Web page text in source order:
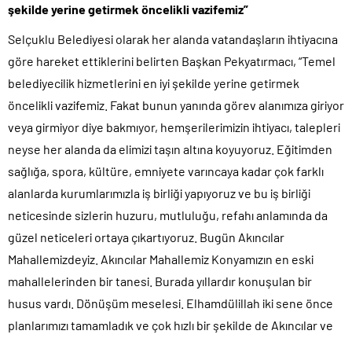
şekilde yerine getirmek öncelikli vazifemiz”
Selçuklu Belediyesi olarak her alanda vatandaşların ihtiyacına
göre hareket ettiklerini belirten Başkan Pekyatırmacı, “Temel
belediyecilik hizmetlerini en iyi şekilde yerine getirmek
öncelikli vazifemiz. Fakat bunun yanında görev alanımıza giriyor
veya girmiyor diye bakmıyor, hemşerilerimizin ihtiyacı, talepleri
neyse her alanda da elimizi taşın altına koyuyoruz. Eğitimden
sağlığa, spora, kültüre, emniyete varıncaya kadar çok farklı
alanlarda kurumlarımızla iş birliği yapıyoruz ve bu iş birliği
neticesinde sizlerin huzuru, mutluluğu, refahı anlamında da
güzel neticeleri ortaya çıkartıyoruz. Bugün Akıncılar
Mahallemizdeyiz. Akıncılar Mahallemiz Konyamızın en eski
mahallelerinden bir tanesi. Burada yıllardır konuşulan bir
husus vardı. Dönüşüm meselesi. Elhamdülillah iki sene önce
planlarımızı tamamladık ve çok hızlı bir şekilde de Akıncılar ve